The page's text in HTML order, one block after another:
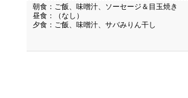
朝食：ご飯、味噌汁、ソーセージ＆目玉焼き
昼食：（なし）
夕食：ご飯、味噌汁、サバみりん干し